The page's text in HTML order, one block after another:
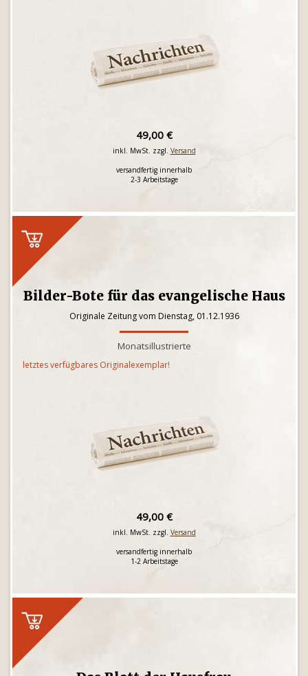
49,00 €
inkl. MwSt. zzgl. Versand
versandfertig innerhalb
2-3 Arbeitstage
Bilder-Bote für das evangelische Haus
Originale Zeitung vom Dienstag, 01.12.1936
Monatsillustrierte
letztes verfügbares Originalexemplar!
49,00 €
inkl. MwSt. zzgl. Versand
versandfertig innerhalb
1-2 Arbeitstage